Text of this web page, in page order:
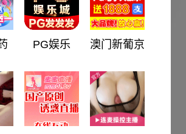
版权所有人、其代理人或法律授权；
and that you are the copyright owner
；
as an electronic signature).
。
liability under DMCA §512(f), including
PG娱乐 澳门新葡京